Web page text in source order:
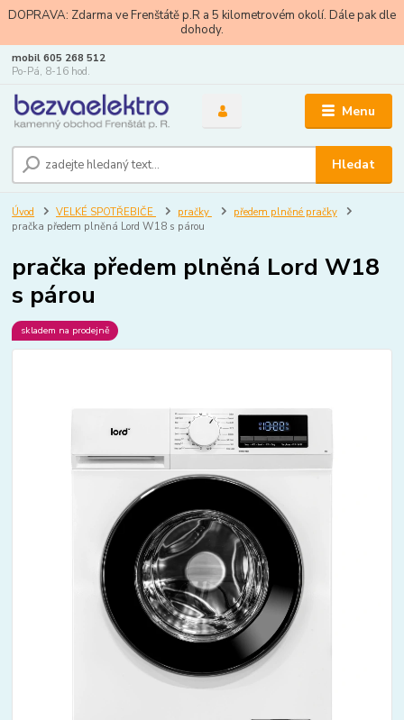
DOPRAVA: Zdarma ve Frenštátě p.R a 5 kilometrovém okolí. Dále pak dle
dohody.
Menu
Hledat
mobil 605 268 512
Po-Pá, 8-16 hod.
Úvod VELKÉ SPOTŘEBIČE pračky
předem plněné pračky
pračka předem plněná Lord W18 s párou
pračka předem plněná Lord W18
s párou
skladem na prodejně